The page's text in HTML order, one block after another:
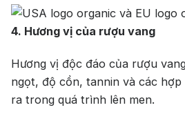
4. Hương vị của rượu vang
Hương vị độc đáo của rượu
ngọt, độ cồn, tannin và các
ra trong quá trình lên men.